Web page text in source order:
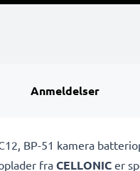
Anmeldelser
BP-51 kamera
fra CELLONIC er